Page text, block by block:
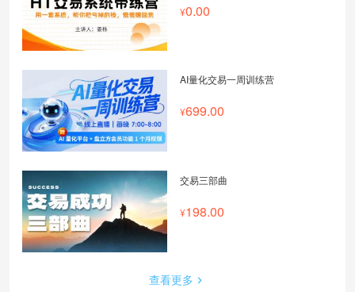
0.00
AI量化交易一周训练营
699.00
交易三部曲
198.00
查看更多